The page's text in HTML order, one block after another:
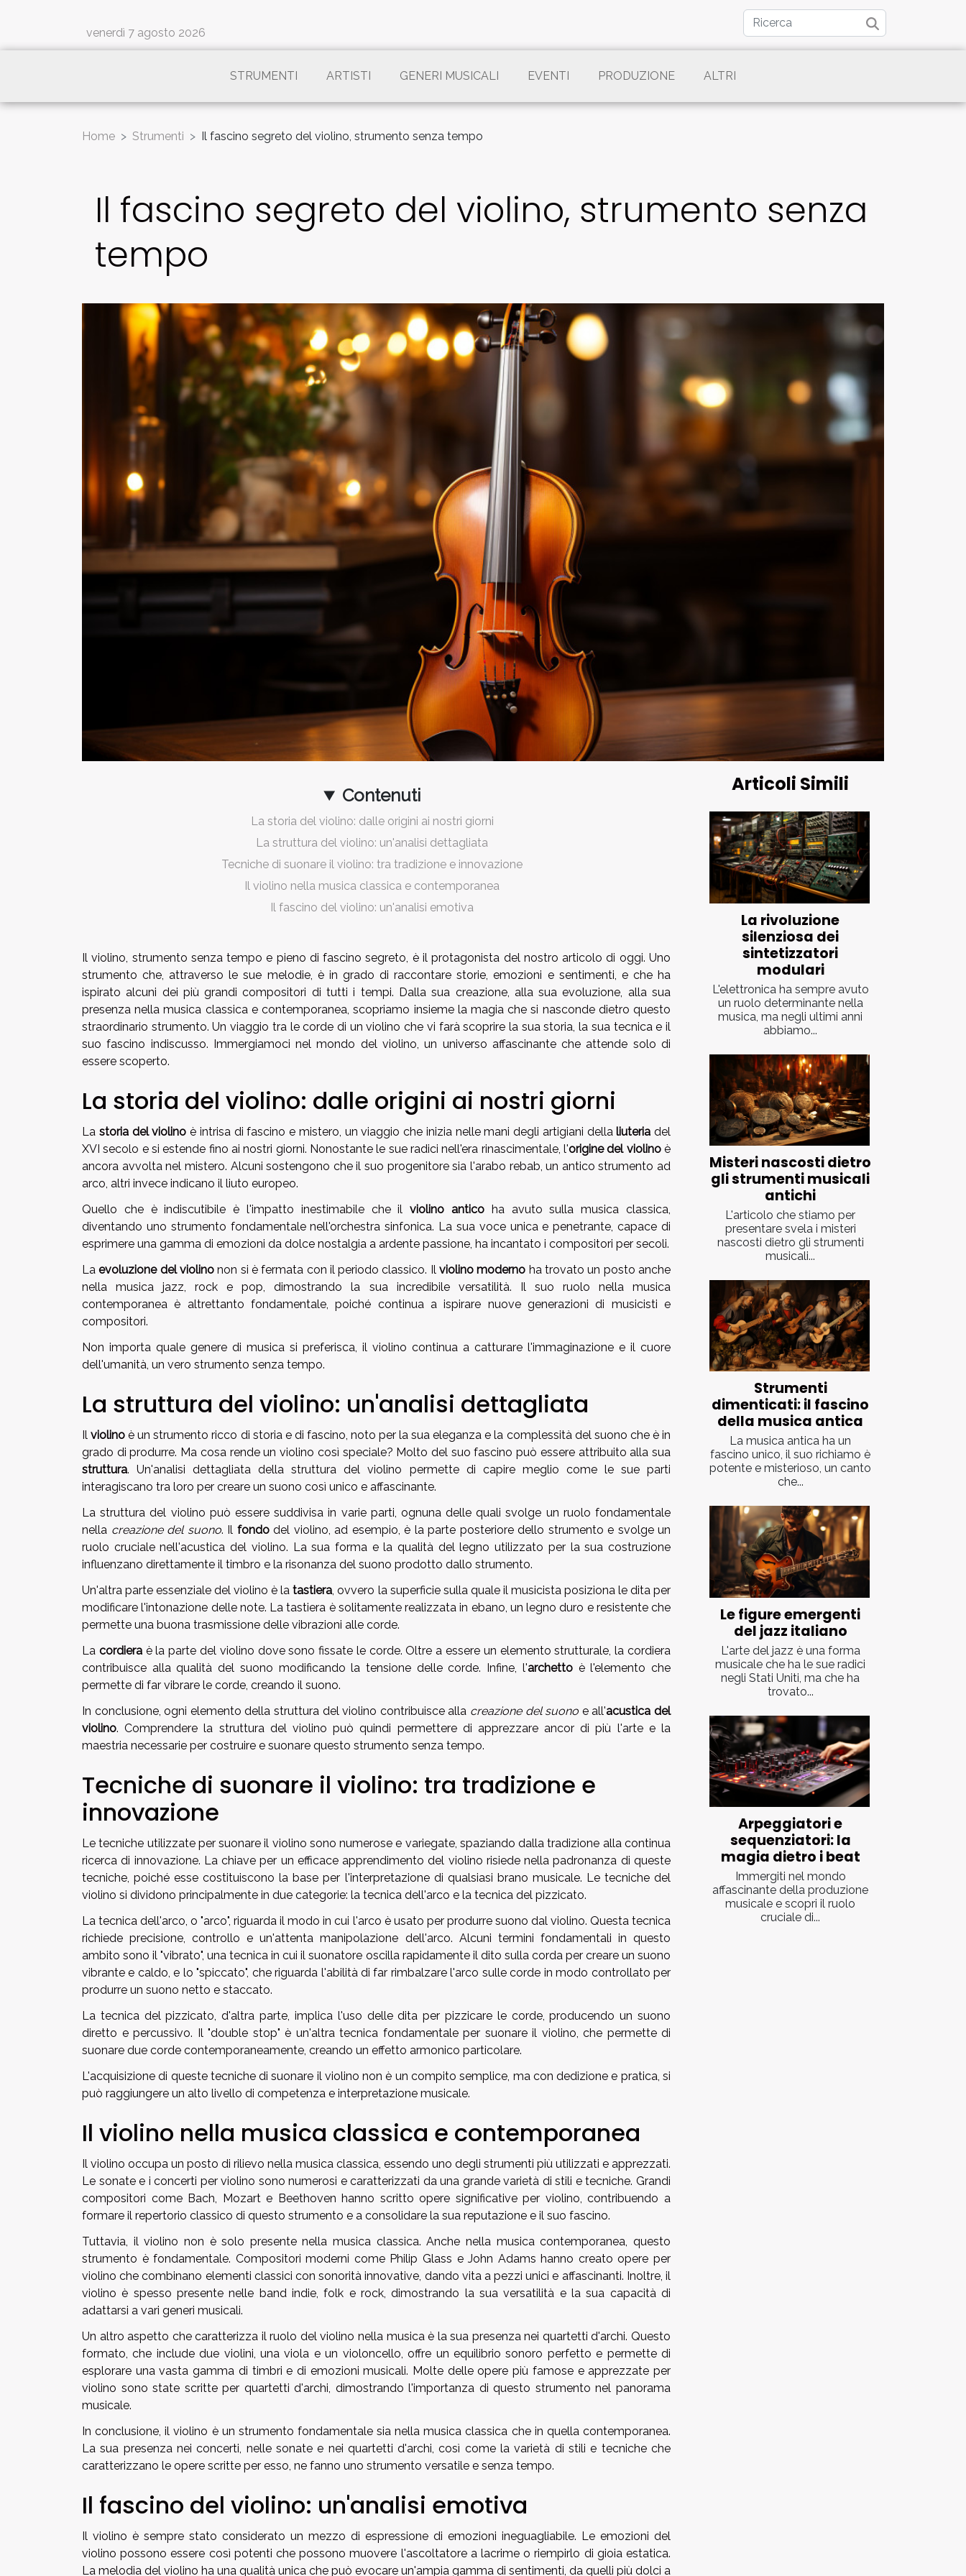
venerdì 7 agosto 2026
STRUMENTI ARTISTI GENERI MUSICALI EVENTI PRODUZIONE ALTRI
Home Strumenti Il fascino segreto del violino, strumento senza tempo
Il fascino segreto del violino, strumento senza
tempo
Contenuti
La storia del violino: dalle origini ai nostri giorni
La struttura del violino: un'analisi dettagliata
Tecniche di suonare il violino: tra tradizione e innovazione
Il violino nella musica classica e contemporanea
Il fascino del violino: un'analisi emotiva
Il violino, strumento senza tempo e pieno di fascino segreto, è il protagonista del nostro articolo di oggi. Uno
strumento che, attraverso le sue melodie, è in grado di raccontare storie, emozioni e sentimenti, e che ha
ispirato alcuni dei più grandi compositori di tutti i tempi. Dalla sua creazione, alla sua evoluzione, alla sua
presenza nella musica classica e contemporanea, scopriamo insieme la magia che si nasconde dietro questo
straordinario strumento. Un viaggio tra le corde di un violino che vi farà scoprire la sua storia, la sua tecnica e il
suo fascino indiscusso. Immergiamoci nel mondo del violino, un universo affascinante che attende solo di
essere scoperto.
La storia del violino: dalle origini ai nostri giorni
La storia del violino è intrisa di fascino e mistero, un viaggio che inizia nelle mani degli artigiani dellaliuteria del
XVI secolo e si estende fino ai nostri giorni. Nonostante le sue radici nell'era rinascimentale, l'origine del violinoè
ancora avvolta nel mistero. Alcuni sostengono che il suo progenitore sia l'arabo rebab, un antico strumento ad
arco, altri invece indicano il liuto europeo.
Quello che è indiscutibile è l'impatto inestimabile che ilviolino antico ha avuto sulla musica classica,
diventando uno strumento fondamentale nell'orchestra sinfonica. La sua voce unica e penetrante, capace di
esprimere una gamma di emozioni da dolce nostalgia a ardente passione, ha incantato i compositori per secoli.
Laevoluzione del violinonon si è fermata con il periodo classico. Ilviolino moderno ha trovato un posto anche
nella musica jazz, rock e pop, dimostrando la sua incredibile versatilità. Il suo ruolo nella musica
contemporanea è altrettanto fondamentale, poiché continua a ispirare nuove generazioni di musicisti e
compositori.
Non importa quale genere di musica si preferisca, il violino continua a catturare l'immaginazione e il cuore
dell'umanità, un vero strumento senza tempo.
La struttura del violino: un'analisi dettagliata
Ilviolino è un strumento ricco di storia e di fascino, noto per la sua eleganza e la complessità del suono che è in
grado di produrre. Ma cosa rende un violino così speciale? Molto del suo fascino può essere attribuito alla sua
struttura. Un'analisi dettagliata della struttura del violino permette di capire meglio come le sue parti
interagiscano tra loro per creare un suono così unico e affascinante.
La struttura del violino può essere suddivisa in varie parti, ognuna delle quali svolge un ruolo fondamentale
nella creazione del suono. Il fondodel violino, ad esempio, è la parte posteriore dello strumento e svolge un
ruolo cruciale nell'acustica del violino. La sua forma e la qualità del legno utilizzato per la sua costruzione
influenzano direttamente il timbro e la risonanza del suono prodotto dallo strumento.
Un'altra parte essenziale del violino è latastiera, ovvero la superficie sulla quale il musicista posiziona le dita per
modificare l'intonazione delle note. La tastiera è solitamente realizzata in ebano, un legno duro e resistente che
permette una buona trasmissione delle vibrazioni alle corde.
La cordieraè la parte del violino dove sono fissate le corde. Oltre a essere un elemento strutturale, la cordiera
contribuisce alla qualità del suono modificando la tensione delle corde. Infine, l'archettoè l'elemento che
permette di far vibrare le corde, creando il suono.
In conclusione, ogni elemento della struttura del violino contribuisce alla creazione del suono e all'acustica del
violino. Comprendere la struttura del violino può quindi permettere di apprezzare ancor di più l'arte e la
maestria necessarie per costruire e suonare questo strumento senza tempo.
Tecniche di suonare il violino: tra tradizione e
innovazione
Le tecniche utilizzate per suonare il violino sono numerose e variegate, spaziando dalla tradizione alla continua
ricerca di innovazione. La chiave per un efficace apprendimento del violino risiede nella padronanza di queste
tecniche, poiché esse costituiscono la base per l'interpretazione di qualsiasi brano musicale. Le tecniche del
violino si dividono principalmente in due categorie: la tecnica dell'arco e la tecnica del pizzicato.
La tecnica dell'arco, o "arco", riguarda il modo in cui l'arco è usato per produrre suono dal violino. Questa tecnica
richiede precisione, controllo e un'attenta manipolazione dell'arco. Alcuni termini fondamentali in questo
ambito sono il "vibrato", una tecnica in cui il suonatore oscilla rapidamente il dito sulla corda per creare un suono
vibrante e caldo, e lo "spiccato", che riguarda l'abilità di far rimbalzare l'arco sulle corde in modo controllato per
produrre un suono netto e staccato.
La tecnica del pizzicato, d'altra parte, implica l'uso delle dita per pizzicare le corde, producendo un suono
diretto e percussivo. Il "double stop" è un'altra tecnica fondamentale per suonare il violino, che permette di
suonare due corde contemporaneamente, creando un effetto armonico particolare.
L'acquisizione di queste tecniche di suonare il violino non è un compito semplice, ma con dedizione e pratica, si
può raggiungere un alto livello di competenza e interpretazione musicale.
Il violino nella musica classica e contemporanea
Il violino occupa un posto di rilievo nella musica classica, essendo uno degli strumenti più utilizzati e apprezzati.
Le sonate e i concerti per violino sono numerosi e caratterizzati da una grande varietà di stili e tecniche. Grandi
compositori come Bach, Mozart e Beethoven hanno scritto opere significative per violino, contribuendo a
formare il repertorio classico di questo strumento e a consolidare la sua reputazione e il suo fascino.
Tuttavia, il violino non è solo presente nella musica classica. Anche nella musica contemporanea, questo
strumento è fondamentale. Compositori moderni come Philip Glass e John Adams hanno creato opere per
violino che combinano elementi classici con sonorità innovative, dando vita a pezzi unici e affascinanti. Inoltre, il
violino è spesso presente nelle band indie, folk e rock, dimostrando la sua versatilità e la sua capacità di
adattarsi a vari generi musicali.
Un altro aspetto che caratterizza il ruolo del violino nella musica è la sua presenza nei quartetti d'archi. Questo
formato, che include due violini, una viola e un violoncello, offre un equilibrio sonoro perfetto e permette di
esplorare una vasta gamma di timbri e di emozioni musicali. Molte delle opere più famose e apprezzate per
violino sono state scritte per quartetti d'archi, dimostrando l'importanza di questo strumento nel panorama
musicale.
In conclusione, il violino è un strumento fondamentale sia nella musica classica che in quella contemporanea.
La sua presenza nei concerti, nelle sonate e nei quartetti d'archi, così come la varietà di stili e tecniche che
caratterizzano le opere scritte per esso, ne fanno uno strumento versatile e senza tempo.
Il fascino del violino: un'analisi emotiva
Il violino è sempre stato considerato un mezzo di espressione di emozioni ineguagliabile. Le emozioni del
violino possono essere così potenti che possono muovere l'ascoltatore a lacrime o riempirlo di gioia estatica.
La melodia del violino ha una qualità unica che può evocare un'ampia gamma di sentimenti, da quelli più dolci a
Articoli Simili
La rivoluzione
silenziosa dei
sintetizzatori
modulari
L'elettronica ha sempre avuto
un ruolo determinante nella
musica, ma negli ultimi anni
abbiamo...
Misteri nascosti dietro
gli strumenti musicali
antichi
L'articolo che stiamo per
presentare svela i misteri
nascosti dietro gli strumenti
musicali...
Strumenti
dimenticati: il fascino
della musica antica
La musica antica ha un
fascino unico, il suo richiamo è
potente e misterioso, un canto
che...
Le figure emergenti
del jazz italiano
L'arte del jazz è una forma
musicale che ha le sue radici
negli Stati Uniti, ma che ha
trovato...
Arpeggiatori e
sequenziatori: la
magia dietro i beat
Immergiti nel mondo
affascinante della produzione
musicale e scopri il ruolo
cruciale di...